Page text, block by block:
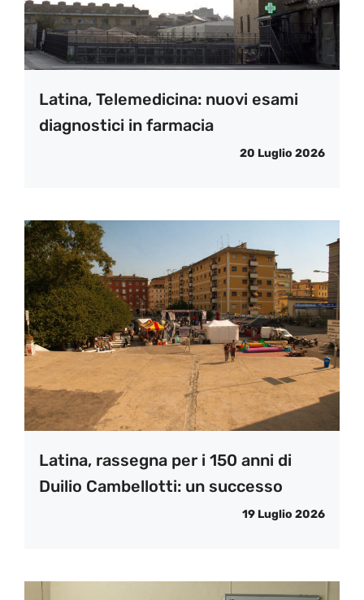
Latina, Telemedicina: nuovi esami
diagnostici in farmacia
20 Luglio 2026
Latina, rassegna per i 150 anni di
Duilio Cambellotti: un successo
19 Luglio 2026